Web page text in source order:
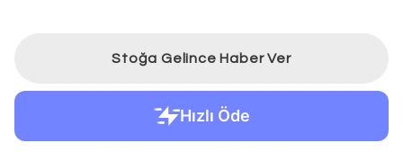
Stoğa Gelince Haber Ver